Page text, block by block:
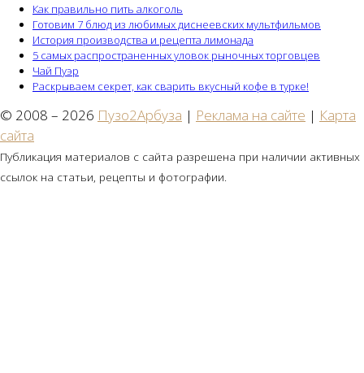
Как правильно пить алкоголь
Готовим 7 блюд из любимых диснеевских мультфильмов
История производства и рецепта лимонада
5 самых распространенных уловок рыночных торговцев
Чай Пуэр
Раскрываем секрет, как сварить вкусный кофе в турке!
© 2008 – 2026 Пузо2Арбуза | Реклама на сайте | Карта
сайта
Публикация материалов с сайта разрешена при наличии активных
ссылок на статьи, рецепты и фотографии.